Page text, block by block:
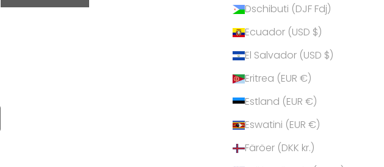
Dschibuti (DJF Fdj)
Ecuador (USD $)
El Salvador (USD $)
Eritrea (EUR €)
Estland (EUR €)
Eswatini (EUR €)
Färöer (DKK kr.)